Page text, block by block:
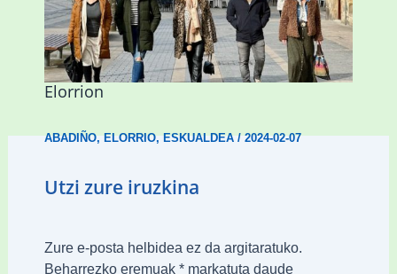
Mankomunitateko gizarte-langileak
presentzia indartu du Abadiñon eta
Elorrion
ABADIÑO,ELORRIO,ESKUALDEA/2024-02-07
Utzi zure iruzkina
Zure e-posta helbidea ez da argitaratuko.
Beharrezko eremuak *markatuta daude